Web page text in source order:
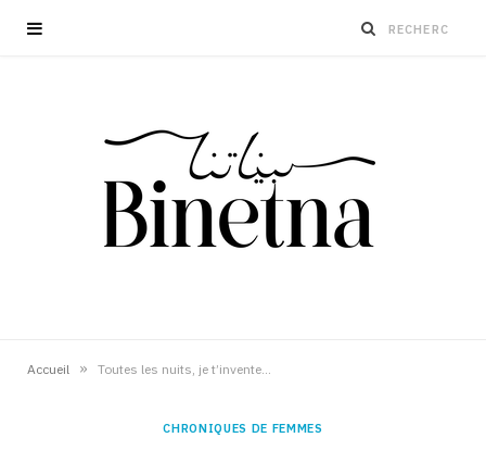
Accueil » Toutes les nuits, je t’invente…
CHRONIQUES DE FEMMES